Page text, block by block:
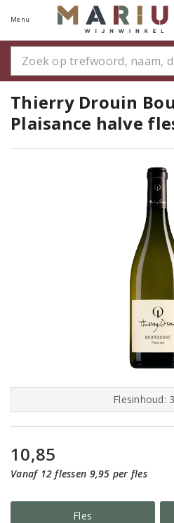
Menu
Thierry Drouin
Plaisance halve
Flesinhoud:
10,85
Vanaf 12 flessen 9,95 per fles
Fles